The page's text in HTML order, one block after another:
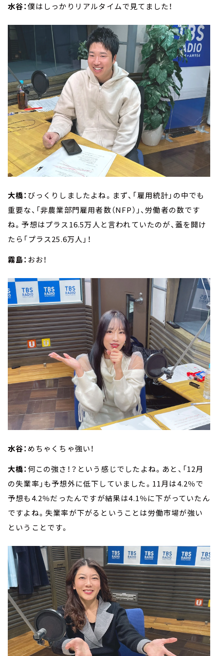
水谷：僕はしっかりリアルタイムで見てました！
大橋： びっくりしましたよね。まず、「雇用統計」の中でも
重要な、「非農業部門雇用者数（NFP）」、労働者の数です
ね。予想はプラス16.5万人と言われていたのが、蓋を開け
たら「プラス25.6万人」！
霧島： おお！
水谷： めちゃくちゃ強い！
大橋： 何この強さ！？という感じでしたよね。あと、「12月
の失業率」も予想外に低下していました。11月は4.2％で
予想も4.2％だったんですが結果は4.1％に下がっていたん
ですよね。失業率が下がるということは労働市場が強い
ということです。